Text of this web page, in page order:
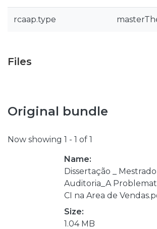
rcaap.type
Files
Original bundle
Now showing 1 - 1 of 1
Name:
Dissertação _
Auditoria_A
CI na Area de
Size:
1.04 MB